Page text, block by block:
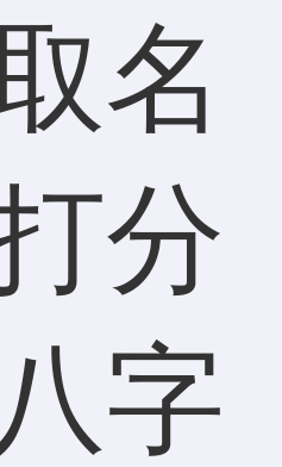
名
分
字